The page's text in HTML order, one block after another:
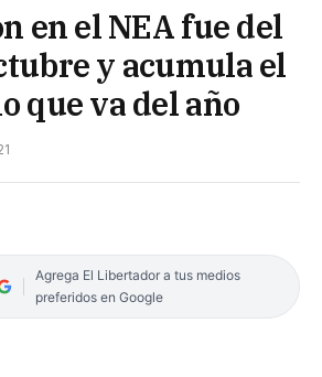
en el NEA fue del
y acumula el
que va del año
Agrega El Libertador a tus medios
preferidos en Google